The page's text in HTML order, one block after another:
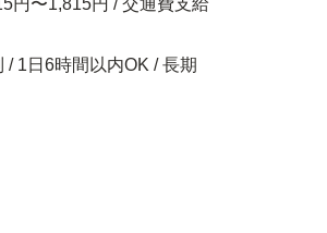
/ 1日6時間以内OK / 長期